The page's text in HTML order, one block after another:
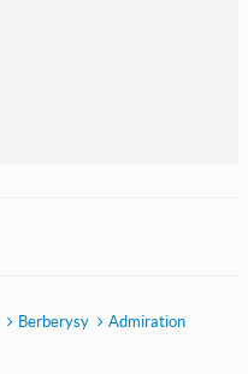
Berberysy
Admiration